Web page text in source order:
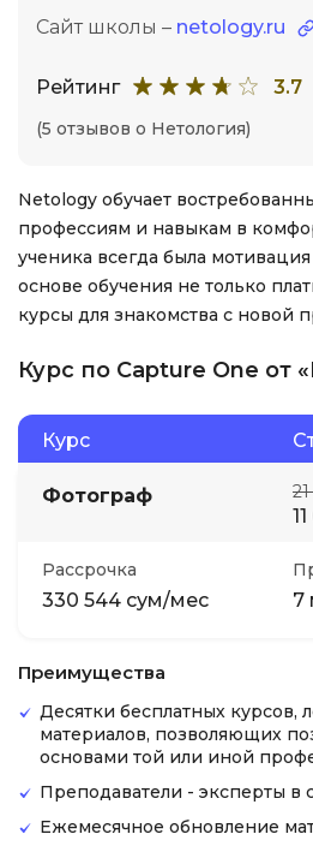
Сайт школы – netology.ru
Рейтинг 3.7
(5 отзывов о Нетология)
Netology обучает
профессиям и навыкам в
ученика всегда была
основе обучения не только
курсы для знакомства с новой
Курс по Capture One от
Курс
Фотограф
Рассрочка
330 544 сум/мес 7
Преимущества
Десятки бесплатных курсов,
материалов, позволяющих
основами той или иной
Преподаватели - эксперты в
Ежемесячное обновление